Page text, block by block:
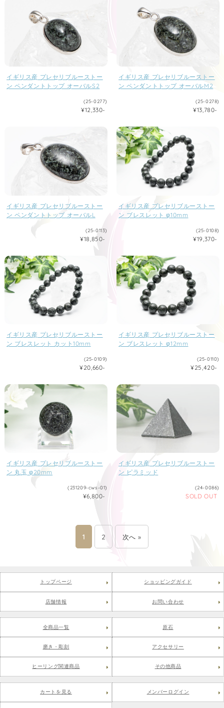
イギリス産 プレセリブルーストー
ン ペンダントトップ オーバルS2
(25-0277)
¥12,330-
イギリス産 プレセリブルーストー
ン ペンダントトップ オーバルM2
(25-0278)
¥13,780-
イギリス産 プレセリブルーストー
ン ペンダントトップ オーバルL
(25-0113)
¥18,850-
イギリス産 プレセリブルーストー
ン ブレスレット φ10mm
(25-0108)
¥19,370-
イギリス産 プレセリブルーストー
ン ブレスレット カット10mm
(25-0109)
¥20,660-
イギリス産 プレセリブルーストー
ン ブレスレット φ12mm
(25-0110)
¥25,420-
イギリス産 プレセリブルーストー
ン 丸玉 φ20mm
(231209-cws-01)
¥6,800-
イギリス産 プレセリブルーストー
ン ピラミッド
(24-0086)
SOLD OUT
1 2 次へ »
トップページ ショッピングガイド
店舗情報 お問い合わせ
全商品一覧 原石
磨き・彫刻 アクセサリー
ヒーリング関連商品 その他商品
カートを見る メンバーログイン